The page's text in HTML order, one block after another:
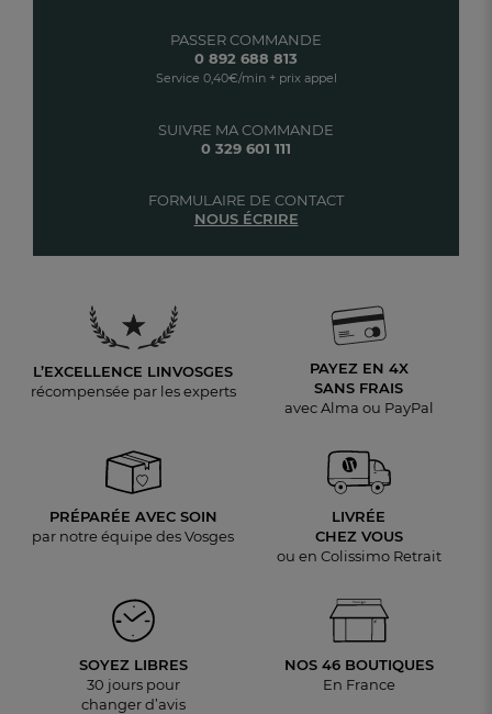
SUIVRE MA COMMANDE
0 329 601 111
PASSER COMMANDE
0 892 688 813
Service 0,40€/min + prix appel
FORMULAIRE DE CONTACT
NOUS ÉCRIRE
L’EXCELLENCE LINVOSGES
récompensée par les experts
PAYEZ EN 4X
SANS FRAIS
avec Alma ou PayPal
PRÉPARÉE AVEC SOIN
par notre équipe des Vosges
LIVRÉE
CHEZ VOUS
ou en Colissimo Retrait
SOYEZ LIBRES
30 jours pour
changer d’avis
NOS 46 BOUTIQUES
En France